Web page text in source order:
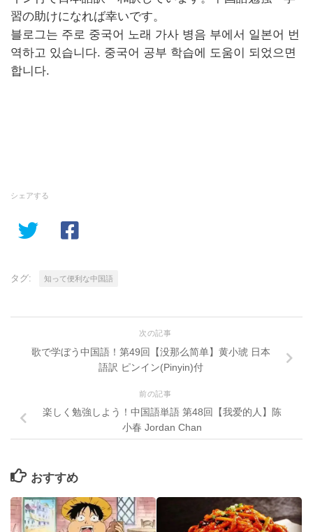
習の助けになれば幸いです。
블로그는 주로 중국어 노래 가사 병음 부에서 일본어 번
역하고 있습니다. 중국어 공부 학습에 도움이 되었으면
합니다.
シェアする
タグ: 知って便利な中国語
次の記事
歌で学ぼう中国語！第49回【没那么简单】黄小琥 日本
語訳 ピンイン(Pinyin)付
前の記事
楽しく勉強しよう！中国語単語 第48回【我爱的人】陈
小春 Jordan Chan
おすすめ